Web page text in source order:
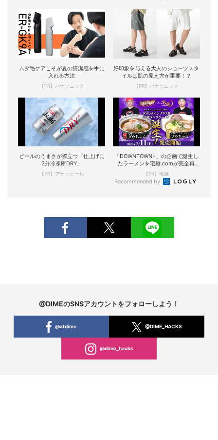
ムダ毛ケアこそが夏の清潔感を手に
入れる方法
【PR】パナソニック
好印象を与える大人のショーツスタ
イルは肌の見え方が重要！？
【PR】パナソニック
ビールのうまさが際立つ「仕上げに
3分冷凍庫DRY」
【PR】アサヒビール
「DOWNTOWN+」の企画で誕生し
たラーメンを宅麺.comが完全再
現！
【PR】宅麺
Recommended by
@DIMEのSNSアカウントをフォローしよう！
@atdime @DIME_HACKS
@dime_hacks